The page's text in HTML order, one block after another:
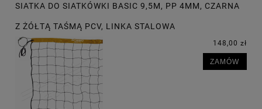
SIATKA DO SIATKÓWKI BASIC 9,5M, PP 4MM, CZARNA
Z ŻÓŁTĄ TAŚMĄ PCV, LINKA STALOWA
148,00 zł
ZAMÓW